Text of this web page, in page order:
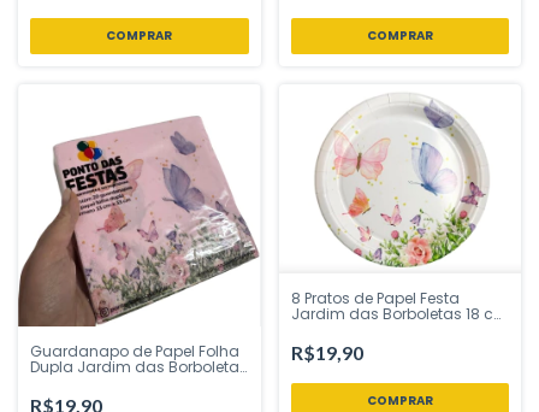
Guardanapo de Papel Folha
Dupla Jardim das Borboletas
Loja
R$19,90
8 Pratos de Papel Festa
Jardim das Borboletas 18 cm
sua Festa Loja
R$19,90